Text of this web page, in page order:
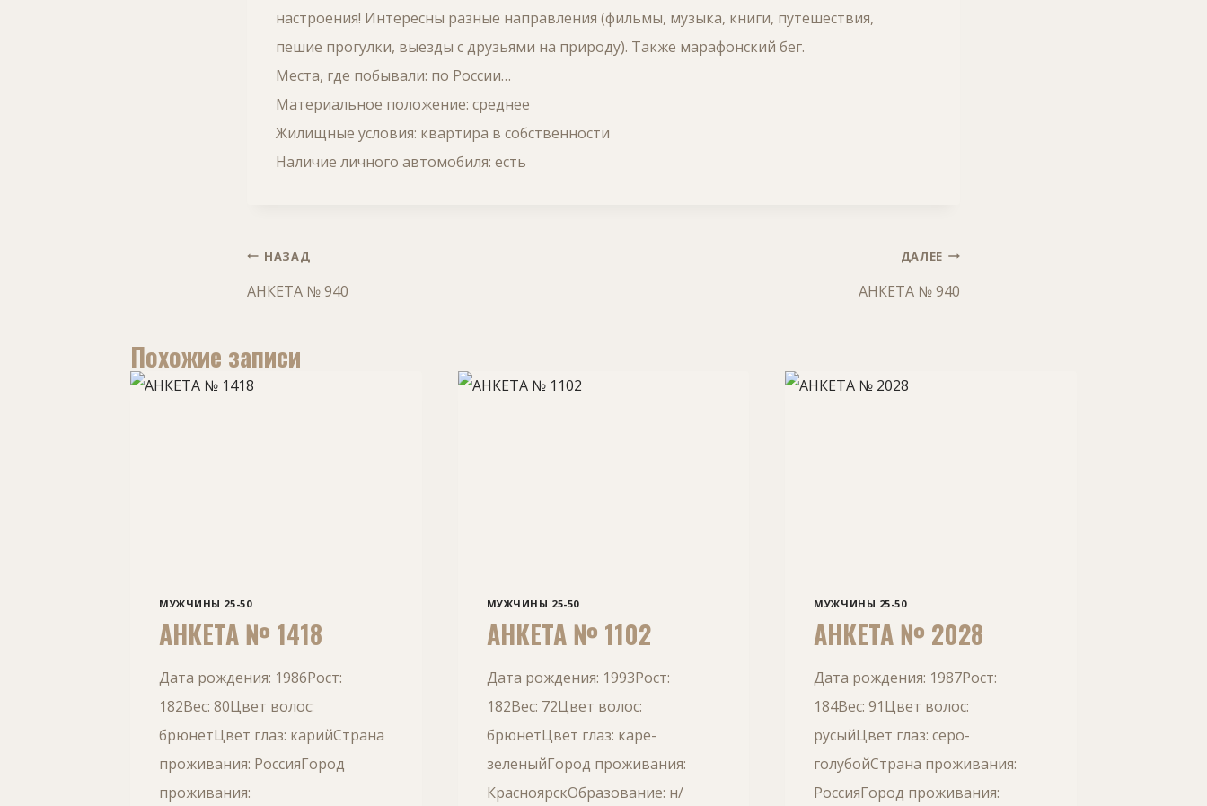
настроения! Интересны разные направления (фильмы, музыка, книги, путешествия,
пешие прогулки, выезды с друзьями на природу). Также марафонский бег.
Места, где побывали: по России…
Материальное положение: среднее
Жилищные условия: квартира в собственности
Наличие личного автомобиля: есть
Навигация
по
НАЗАД
АНКЕТА № 940
ДАЛЕЕ
АНКЕТА № 940
Похожие записи
МУЖЧИНЫ 25-50
АНКЕТА № 1418
Дата рождения: 1986Рост:
182Вес: 80Цвет волос:
брюнетЦвет глаз: карийСтрана
проживания: РоссияГород
проживания:
МУЖЧИНЫ 25-50
АНКЕТА № 1102
Дата рождения: 1993Рост:
182Вес: 72Цвет волос:
брюнетЦвет глаз: каре-
зеленыйГород проживания:
КрасноярскОбразование: н/
МУЖЧИНЫ 25-50
АНКЕТА № 2028
Дата рождения: 1987Рост:
184Вес: 91Цвет волос:
русыйЦвет глаз: серо-
голубойСтрана проживания:
РоссияГород проживания: